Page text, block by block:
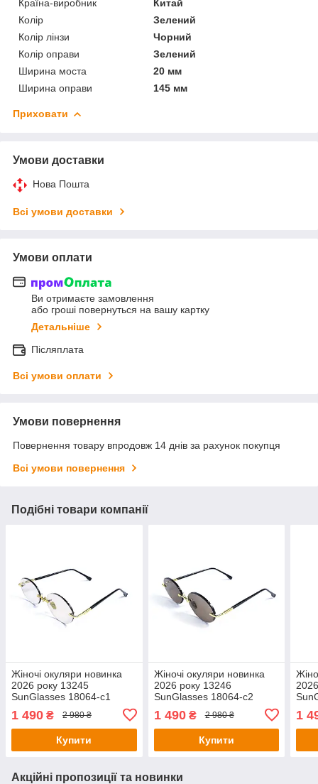
Країна-виробник
Китай
Колір
Зелений
Колір лінзи
Чорний
Колір оправи
Зелений
Ширина моста
20 мм
Ширина оправи
145 мм
Приховати
Умови доставки
Нова Пошта
Всі умови доставки
Умови оплати
Ви отримаєте замовлення
або гроші повернуться на вашу картку
Детальніше
Післяплата
Всі умови оплати
Умови повернення
Повернення товару впродовж 14 днів за рахунок покупця
Всі умови повернення
Подібні товари компанії
Жіночі окуляри новинка
2026 року 13245
SunGlasses 18064-c1
1 490 ₴ 2 980 ₴
Купити
Жіночі окуляри новинка
2026 року 13246
SunGlasses 18064-c2
1 490₴ 2 980 ₴
Купити
1
Акційні пропозиції та новинки